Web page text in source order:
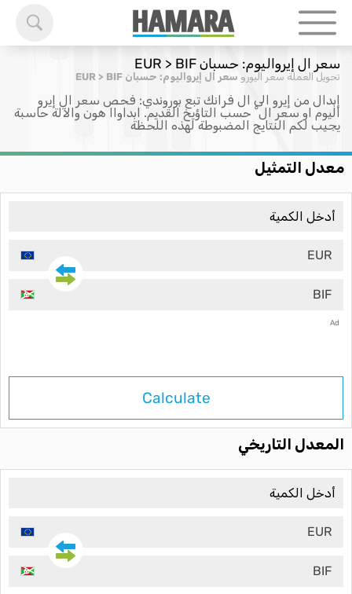
سعر ال إيرواليوم: حسبان EUR > BIF
تحويل العملة سعر اليورو سعر ال إيرواليوم: حسبان EUR > BIF
إبدال من إيرو الى ال فرانك تبع بوروندي: فحص سعر ال إيرو
اليوم او سعر ال ْ حسب التاؤيخ القديم. ابداواا هون والآلة حاسبة
يجيب لكم النتايج المضبوطة لهذه اللحظة
معدل التمثيل
EUR
BIF
Ad
Calculate
المعدل التاريخي
EUR
BIF